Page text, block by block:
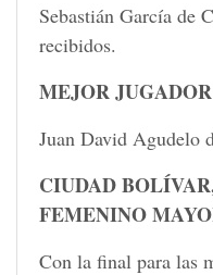
Sebastián García de
recibidos.
MEJOR
Juan David Agudelo
CIUDAD
FEMENINO
Con la final para las